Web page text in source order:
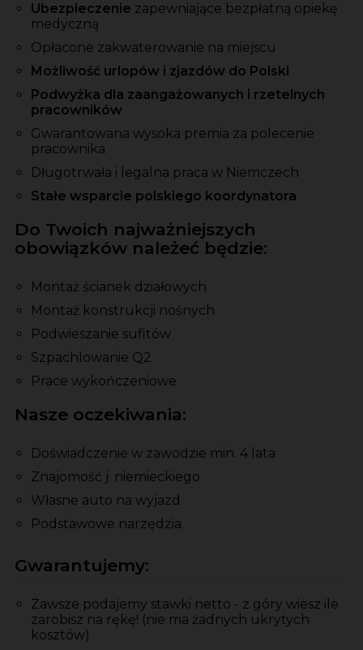
Ubezpieczenie zapewniające bezpłatną opiekę
medyczną
Opłacone zakwaterowanie na miejscu
Możliwość urlopów i zjazdów do Polski
Podwyżka dla zaangażowanych i rzetelnych
pracowników
Gwarantowana wysoka premia za polecenie
pracownika
Długotrwała i legalna praca w Niemczech
Stałe wsparcie polskiego koordynatora
Do Twoich najważniejszych
obowiązków należeć będzie:
Montaż ścianek działowych
Montaż konstrukcji nośnych
Podwieszanie sufitów
Szpachlowanie Q2
Prace wykończeniowe
Nasze oczekiwania:
Doświadczenie w zawodzie min. 4 lata
Znajomość j. niemieckiego
Własne auto na wyjazd
Podstawowe narzędzia
Gwarantujemy:
Zawsze podajemy stawki netto - z góry wiesz ile
zarobisz na rękę! (nie ma żadnych ukrytych
kosztów)